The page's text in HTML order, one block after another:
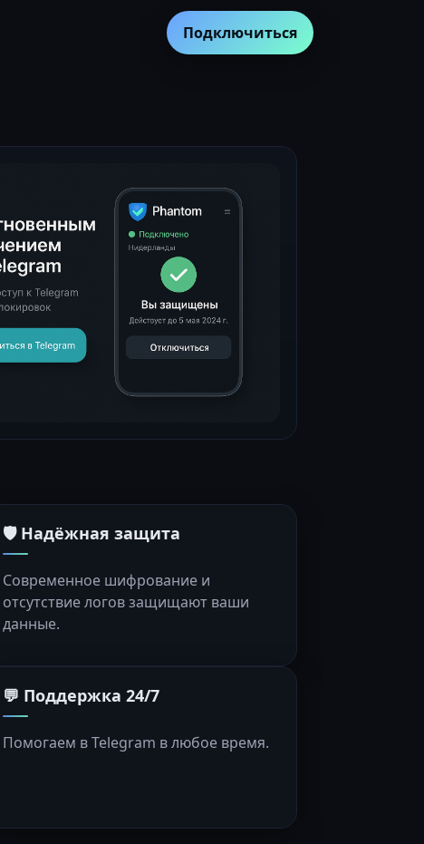
Подключиться
🛡️ Надёжная защита
Современное шифрование и
отсутствие логов защищают ваши
данные.
💬 Поддержка 24/7
Помогаем в Telegram в любое время.